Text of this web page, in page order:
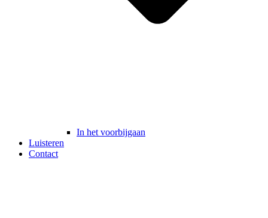
In het voorbijgaan
Luisteren
Contact